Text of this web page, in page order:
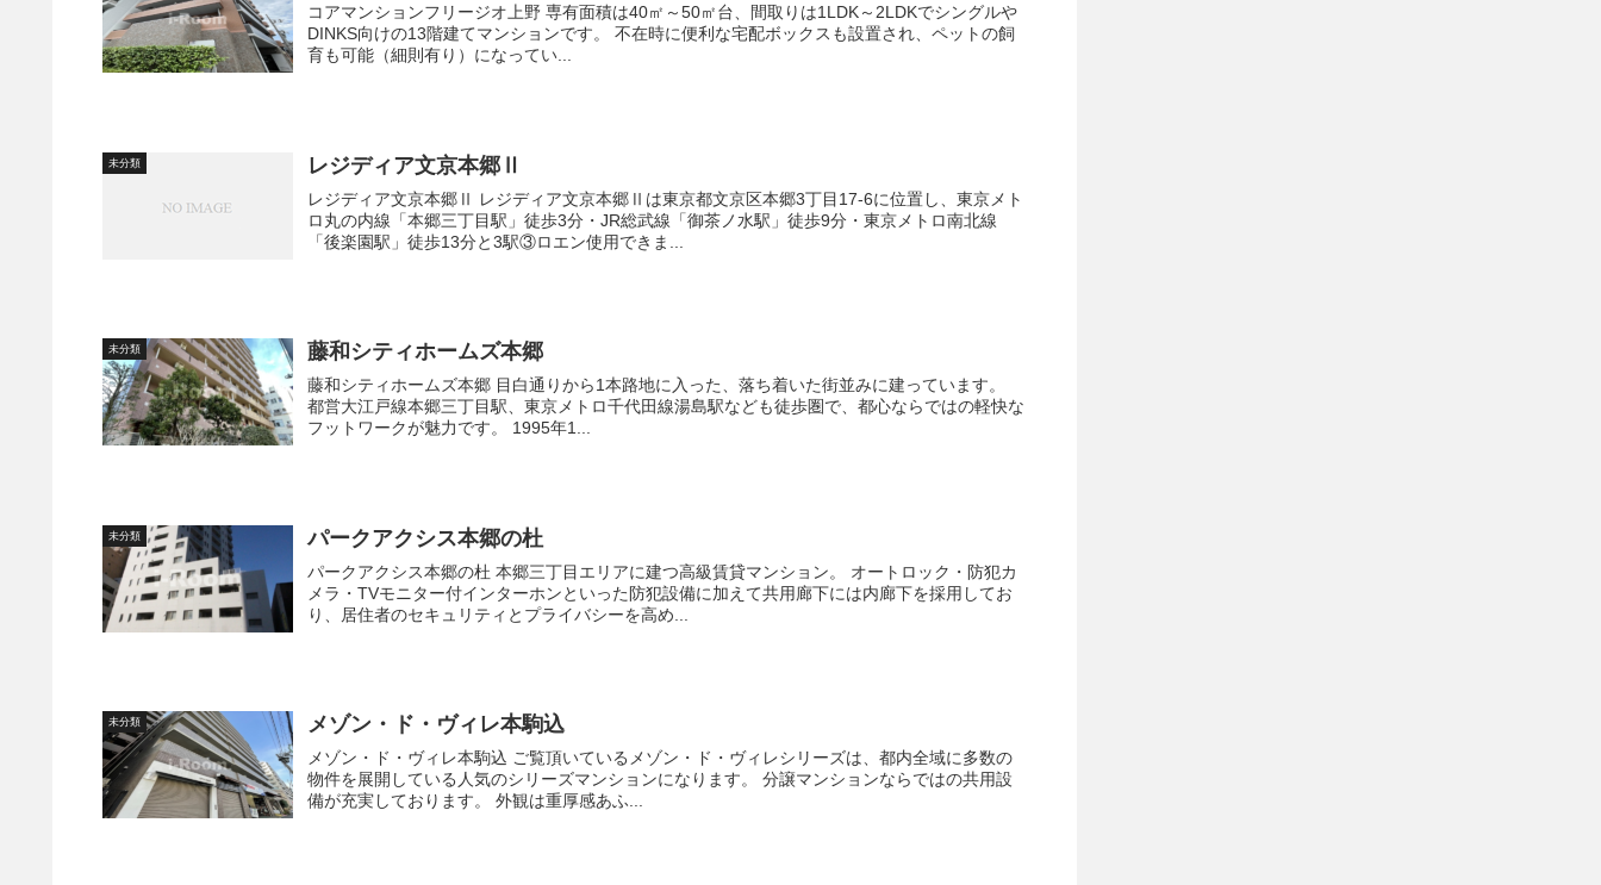
コアマンションフリージオ上野 専有面積は40㎡～50㎡台、間取りは1LDK～2LDKでシングルや
DINKS向けの13階建てマンションです。 不在時に便利な宅配ボックスも設置され、ペットの飼
育も可能（細則有り）になってい...
未分類 レジディア文京本郷Ⅱ
レジディア文京本郷Ⅱ レジディア文京本郷Ⅱは東京都文京区本郷3丁目17-6に位置し、東京メト
ロ丸の内線「本郷三丁目駅」徒歩3分・JR総武線「御茶ノ水駅」徒歩9分・東京メトロ南北線
「後楽園駅」徒歩13分と3駅③ロエン使用できま...
未分類 藤和シティホームズ本郷
藤和シティホームズ本郷 目白通りから1本路地に入った、落ち着いた街並みに建っています。
都営大江戸線本郷三丁目駅、東京メトロ千代田線湯島駅なども徒歩圏で、都心ならではの軽快な
フットワークが魅力です。 1995年1...
未分類 パークアクシス本郷の杜
パークアクシス本郷の杜 本郷三丁目エリアに建つ高級賃貸マンション。 オートロック・防犯カ
メラ・TVモニター付インターホンといった防犯設備に加えて共用廊下には内廊下を採用してお
り、居住者のセキュリティとプライバシーを高め...
未分類 メゾン・ド・ヴィレ本駒込
メゾン・ド・ヴィレ本駒込 ご覧頂いているメゾン・ド・ヴィレシリーズは、都内全域に多数の
物件を展開している人気のシリーズマンションになります。 分譲マンションならではの共用設
備が充実しております。 外観は重厚感あふ...